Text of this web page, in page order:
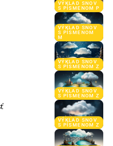
VÝKLAD SNOV
S PÍSMENOM P
VÝKLAD SNOV
S PÍSMENOM
M
VÝKLAD SNOV
S PÍSMENOM Z
VÝKLAD SNOV
S PÍSMENOM Z
VÝKLAD SNOV
S PÍSMENOM Z